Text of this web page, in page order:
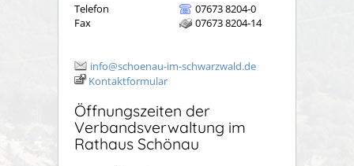
Telefon
07673 8204-0
Fax
07673 8204-14
info@schoenau-im-schwarzwald.de
Kontaktformular
Öffnungszeiten der
Verbandsverwaltung im
Rathaus Schönau